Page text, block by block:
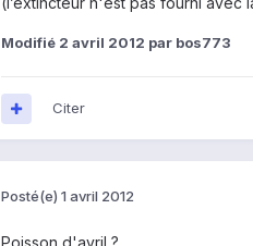
Modifié 2 avril 2012 par bos773
Citer
Posté(e) 1 avril 2012